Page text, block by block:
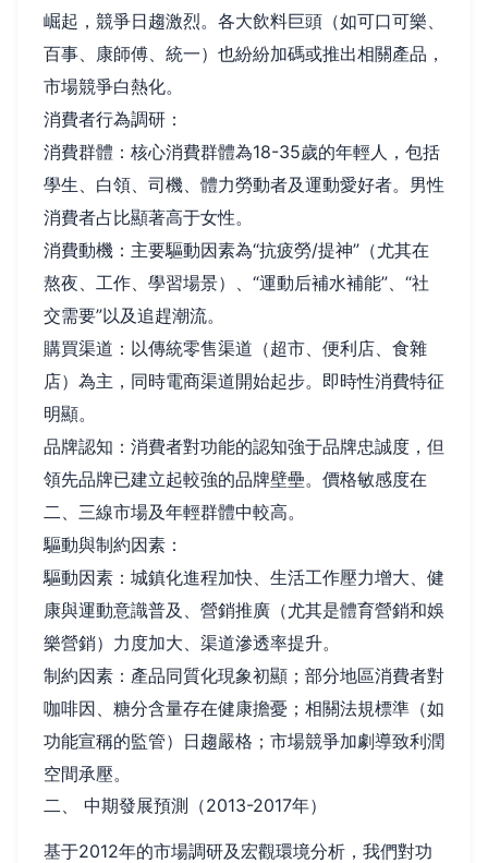
崛起，競爭日趨激烈。各大飲料巨頭（如可口可樂、
百事、康師傅、統一）也紛紛加碼或推出相關產品，
市場競爭白熱化。
消費者行為調研：
消費群體：核心消費群體為18-35歲的年輕人，包括
學生、白領、司機、體力勞動者及運動愛好者。男性
消費者占比顯著高于女性。
消費動機：主要驅動因素為“抗疲勞/提神”（尤其在
熬夜、工作、學習場景）、“運動后補水補能”、“社
交需要”以及追趕潮流。
購買渠道：以傳統零售渠道（超市、便利店、食雜
店）為主，同時電商渠道開始起步。即時性消費特征
明顯。
品牌認知：消費者對功能的認知強于品牌忠誠度，但
領先品牌已建立起較強的品牌壁壘。價格敏感度在
二、三線市場及年輕群體中較高。
驅動與制約因素：
驅動因素：城鎮化進程加快、生活工作壓力增大、健
康與運動意識普及、營銷推廣（尤其是體育營銷和娛
樂營銷）力度加大、渠道滲透率提升。
制約因素：產品同質化現象初顯；部分地區消費者對
咖啡因、糖分含量存在健康擔憂；相關法規標準（如
功能宣稱的監管）日趨嚴格；市場競爭加劇導致利潤
空間承壓。
二、 中期發展預測（2013-2017年）
基于2012年的市場調研及宏觀環境分析，我們對功